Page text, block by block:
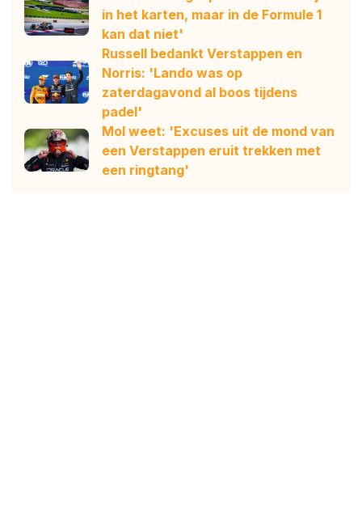
in het karten, maar in de Formule 1
kan dat niet'
Russell bedankt Verstappen en
Norris: 'Lando was op
zaterdagavond al boos tijdens
padel'
Mol weet: 'Excuses uit de mond van
een Verstappen eruit trekken met
een ringtang'